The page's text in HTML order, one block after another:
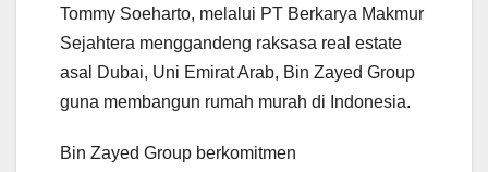
Tommy Soeharto, melalui PT Berkarya Makmur
Sejahtera menggandeng raksasa real estate
asal Dubai, Uni Emirat Arab, Bin Zayed Group
guna membangun rumah murah di Indonesia.
Bin Zayed Group berkomitmen